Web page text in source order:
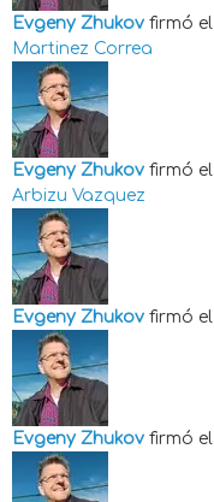
Evgeny Zhukov firmó el
Martinez Correa
Evgeny Zhukov firmó el
Arbizu Vazquez
Evgeny Zhukov firmó el
Evgeny Zhukov firmó el